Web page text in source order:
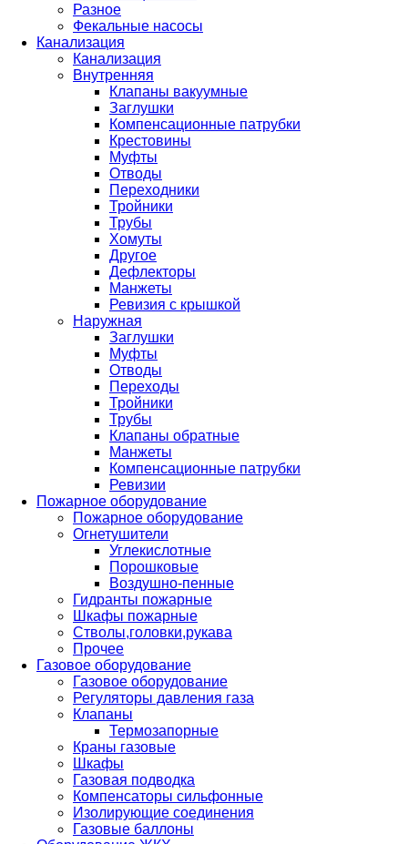
Разное
Фекальные насосы
Канализация
Канализация
Внутренняя
Клапаны вакуумные
Заглушки
Компенсационные патрубки
Крестовины
Муфты
Отводы
Переходники
Тройники
Трубы
Хомуты
Другое
Дефлекторы
Манжеты
Ревизия с крышкой
Наружная
Заглушки
Муфты
Отводы
Переходы
Тройники
Трубы
Клапаны обратные
Манжеты
Компенсационные патрубки
Ревизии
Пожарное оборудование
Пожарное оборудование
Огнетушители
Углекислотные
Порошковые
Воздушно-пенные
Гидранты пожарные
Шкафы пожарные
Стволы,головки,рукава
Прочее
Газовое оборудование
Газовое оборудование
Регуляторы давления газа
Клапаны
Термозапорные
Краны газовые
Шкафы
Газовая подводка
Компенсаторы сильфонные
Изолирующие соединения
Газовые баллоны